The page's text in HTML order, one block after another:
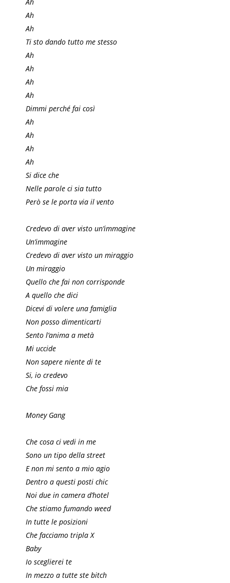
Ah
Ah
Ti sto dando tutto me stesso
Ah
Ah
Ah
Ah
Dimmi perché fai così
Ah
Ah
Ah
Ah
Si dice che
Nelle parole ci sia tutto
Però se le porta via il vento
Credevo di aver visto un’immagine
Un’immagine
Credevo di aver visto un miraggio
Un miraggio
Quello che fai non corrisponde
A quello che dici
Dicevi di volere una famiglia
Non posso dimenticarti
Sento l’anima a metà
Mi uccide
Non sapere niente di te
Si, io credevo
Che fossi mia
Money Gang
Che cosa ci vedi in me
Sono un tipo della street
E non mi sento a mio agio
Dentro a questi posti chic
Noi due in camera d’hotel
Che stiamo fumando weed
In tutte le posizioni
Che facciamo tripla X
Baby
Io sceglierei te
In mezzo a tutte ste bitch